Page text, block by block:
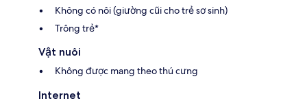
Không có nôi (giường cũi cho trẻ sơ sinh)
Trông trẻ*
Vật nuôi
Không được mang theo thú cưng
Internet